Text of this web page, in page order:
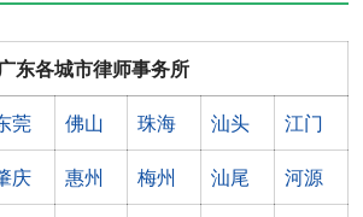
广东各城市律师事务所
莞 佛山 珠海 汕头 江门
庆 惠州 梅州 汕尾 河源